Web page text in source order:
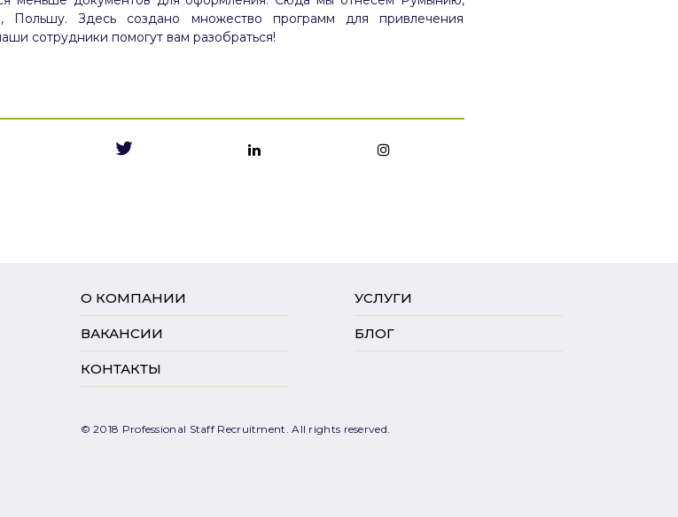
Здесь создано множество программ для привлечения
сотрудники помогут вам разобраться!
О КОМПАНИИ УСЛУГИ
ВАКАНСИИ БЛОГ
КОНТАКТЫ
© 2018 Professional Staff Recruitment. All rights reserved.